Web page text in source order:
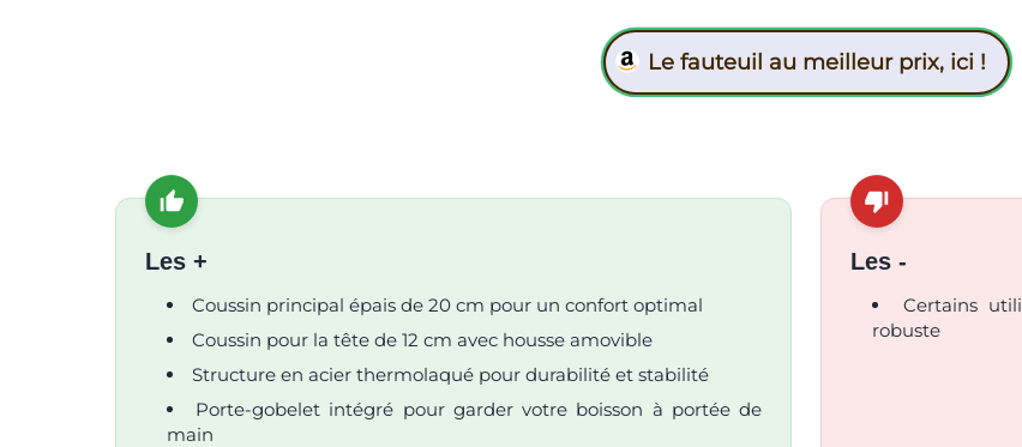
Le fauteuil au meilleur prix, ici !
Les +
Coussin principal épais de 20 cm pour un confort optimal
Coussin pour la tête de 12 cm avec housse amovible
Structure en acier thermolaqué pour durabilité et stabilité
Porte-gobelet intégré pour garder votre boisson à portée de
main
Les -
Certains
robuste